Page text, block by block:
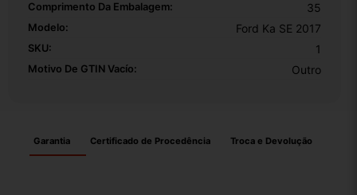
Comprimento Da Embalagem: 35
Modelo: Ford Ka SE 2017
SKU: 1
Motivo De GTIN Vacío: Outro
Garantia Certificado de Procedência Troca e Devolução